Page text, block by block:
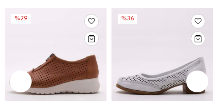
%29 %36